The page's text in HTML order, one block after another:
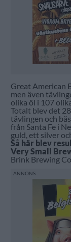
Great American
men även
olika öl i 107
Totalt blev det
tävlingen och
från Santa Fe i
guld, ett silver
Så här blev
Very Small
Brink Brewing